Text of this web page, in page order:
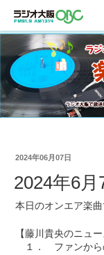
2024年06月07日
2024年6月
本日のオンエア楽
【藤川貴央のニュ
１． ファンか